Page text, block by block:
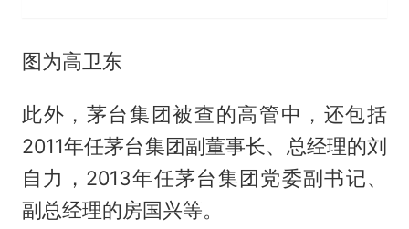
图为高卫东
此外，茅台集团被查的高管中，还包括
2011年任茅台集团副董事长、总经理的刘
自力，2013年任茅台集团党委副书记、
副总经理的房国兴等。